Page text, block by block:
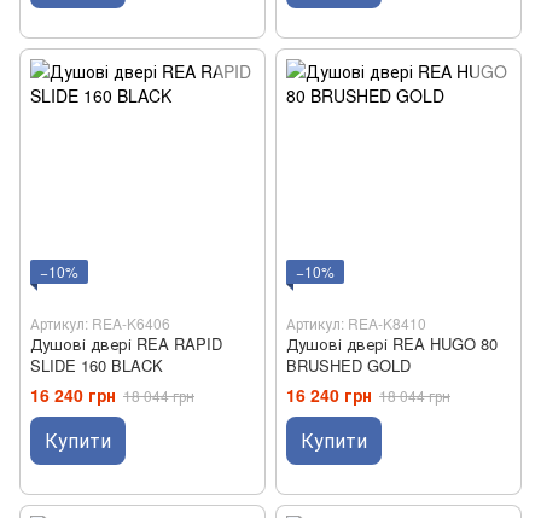
−10%
Артикул: REA-K6406
Душові двері REA RAPID
SLIDE 160 BLACK
16 240 грн 18 044 грн
Купити
−10%
Артикул: REA-K8410
Душові двері REA HUGO 80
BRUSHED GOLD
16 240 грн 18 044 грн
Купити